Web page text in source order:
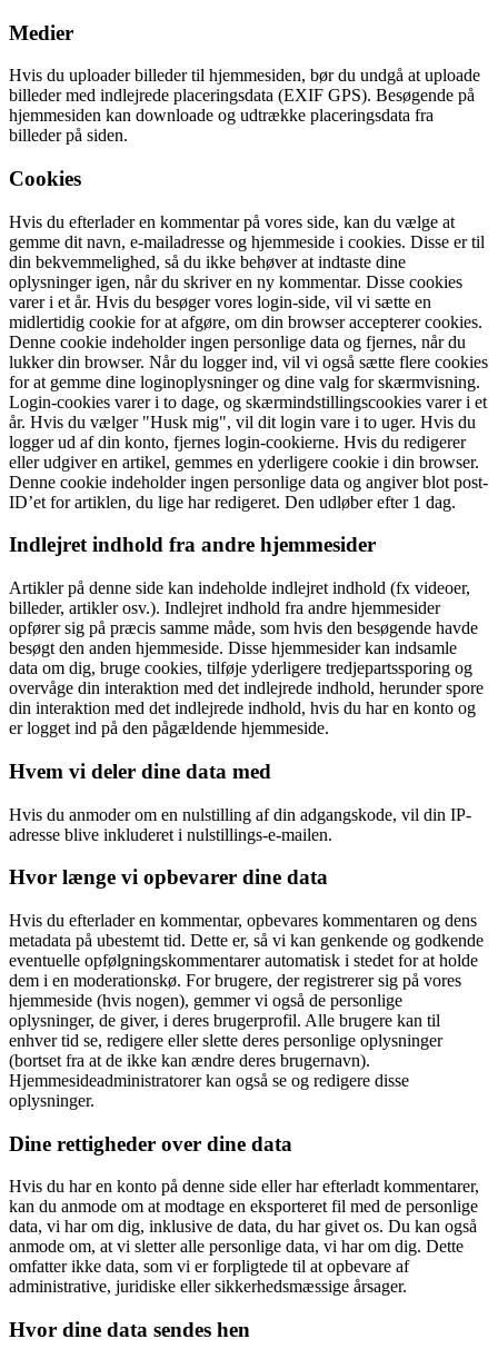
Medier
Hvis du uploader billeder til hjemmesiden, bør du undgå at uploade
billeder med indlejrede placeringsdata (EXIF GPS). Besøgende på
hjemmesiden kan downloade og udtrække placeringsdata fra
billeder på siden.
Cookies
Hvis du efterlader en kommentar på vores side, kan du vælge at
gemme dit navn, e-mailadresse og hjemmeside i cookies. Disse er til
din bekvemmelighed, så du ikke behøver at indtaste dine
oplysninger igen, når du skriver en ny kommentar. Disse cookies
varer i et år. Hvis du besøger vores login-side, vil vi sætte en
midlertidig cookie for at afgøre, om din browser accepterer cookies.
Denne cookie indeholder ingen personlige data og fjernes, når du
lukker din browser. Når du logger ind, vil vi også sætte flere cookies
for at gemme dine loginoplysninger og dine valg for skærmvisning.
Login-cookies varer i to dage, og skærmindstillingscookies varer i et
år. Hvis du vælger "Husk mig", vil dit login vare i to uger. Hvis du
logger ud af din konto, fjernes login-cookierne. Hvis du redigerer
eller udgiver en artikel, gemmes en yderligere cookie i din browser.
Denne cookie indeholder ingen personlige data og angiver blot post-
ID’et for artiklen, du lige har redigeret. Den udløber efter 1 dag.
Indlejret indhold fra andre hjemmesider
Artikler på denne side kan indeholde indlejret indhold (fx videoer,
billeder, artikler osv.). Indlejret indhold fra andre hjemmesider
opfører sig på præcis samme måde, som hvis den besøgende havde
besøgt den anden hjemmeside. Disse hjemmesider kan indsamle
data om dig, bruge cookies, tilføje yderligere tredjepartssporing og
overvåge din interaktion med det indlejrede indhold, herunder spore
din interaktion med det indlejrede indhold, hvis du har en konto og
er logget ind på den pågældende hjemmeside.
Hvem vi deler dine data med
Hvis du anmoder om en nulstilling af din adgangskode, vil din IP-
adresse blive inkluderet i nulstillings-e-mailen.
Hvor længe vi opbevarer dine data
Hvis du efterlader en kommentar, opbevares kommentaren og dens
metadata på ubestemt tid. Dette er, så vi kan genkende og godkende
eventuelle opfølgningskommentarer automatisk i stedet for at holde
dem i en moderationskø. For brugere, der registrerer sig på vores
hjemmeside (hvis nogen), gemmer vi også de personlige
oplysninger, de giver, i deres brugerprofil. Alle brugere kan til
enhver tid se, redigere eller slette deres personlige oplysninger
(bortset fra at de ikke kan ændre deres brugernavn).
Hjemmesideadministratorer kan også se og redigere disse
oplysninger.
Dine rettigheder over dine data
Hvis du har en konto på denne side eller har efterladt kommentarer,
kan du anmode om at modtage en eksporteret fil med de personlige
data, vi har om dig, inklusive de data, du har givet os. Du kan også
anmode om, at vi sletter alle personlige data, vi har om dig. Dette
omfatter ikke data, som vi er forpligtede til at opbevare af
administrative, juridiske eller sikkerhedsmæssige årsager.
Hvor dine data sendes hen